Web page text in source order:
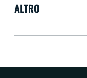
ALTRO